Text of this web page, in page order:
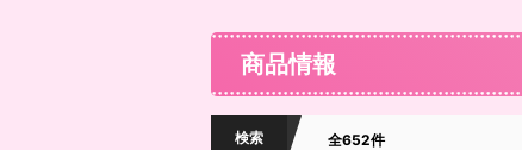
商品情報
検索 全652件